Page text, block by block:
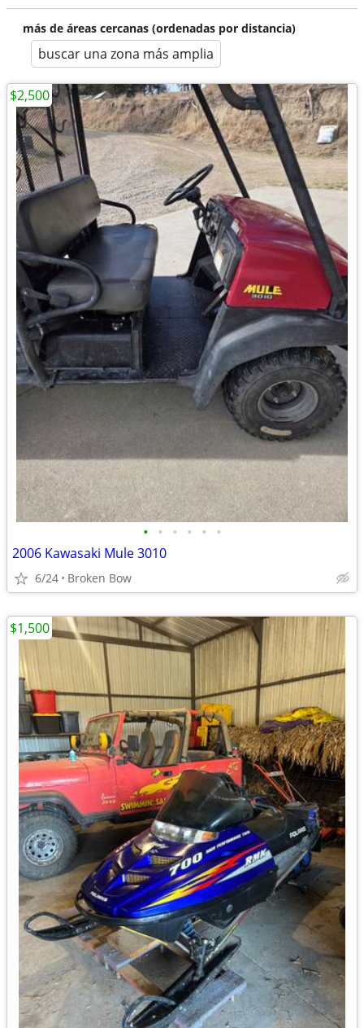
más de áreas cercanas (ordenadas por distancia)
buscar una zona más amplia
• • • • • •
2006 Kawasaki Mule 3010
6/24 Broken Bow
$2,500
$1,500